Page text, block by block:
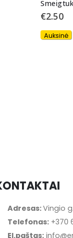
€2.50
Auksinė
Adresas:Vingio
Telefonas: +370
El.paštas: